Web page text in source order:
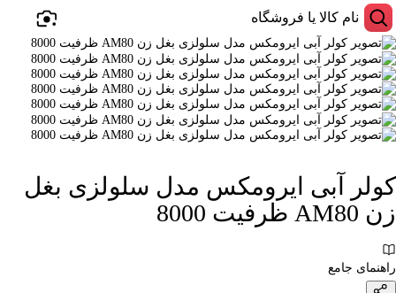
کولر آبی ایرومکس مدل سلولزی بغل
زن AM80 ظرفیت 8000
راهنمای جامع